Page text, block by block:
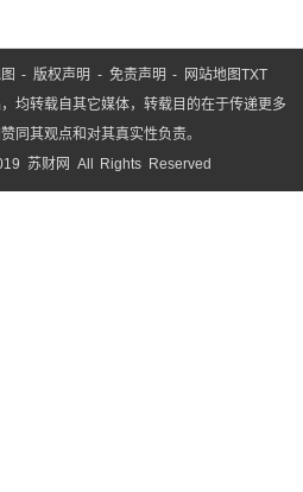
-版权声明 - 免责声明 - 网站地图TXT
均转载自其它媒体，转载目的在于传递更多
同其观点和对其真实性负责。
苏财网 All Rights Reserved